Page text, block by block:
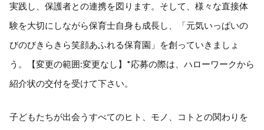
実践し、保護者との連携を図ります。そして、様々な直接体
験を大切にしながら保育士自身も成長し、「元気いっぱいの
びのびきらきら笑顔あふれる保育園」を創っていきましょ
う。【変更の範囲:変更なし】*応募の際は、ハローワークから
紹介状の交付を受けて下さい。
子どもたちが出会うすべてのヒト、モノ、コトとの関わりを